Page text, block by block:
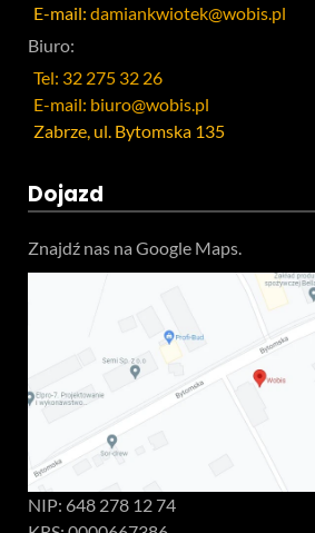
E-mail: damiankwiotek@wobis.pl
Biuro:
Tel: 32 275 32 26
E-mail: biuro@wobis.pl
Zabrze, ul. Bytomska 135
Dojazd
Znajdź nas na Google Maps.
NIP: 648 278 12 74